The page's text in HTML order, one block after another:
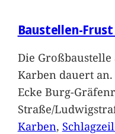
Baustellen-
Die
Karben dauert
Ecke Burg-
Straße/
Karben,